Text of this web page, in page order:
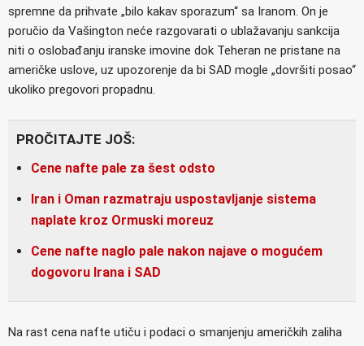
spremne da prihvate „bilo kakav sporazum“ sa Iranom. On je
poručio da Vašington neće razgovarati o ublažavanju sankcija
niti o oslobađanju iranske imovine dok Teheran ne pristane na
američke uslove, uz upozorenje da bi SAD mogle „dovršiti posao“
ukoliko pregovori propadnu.
PROČITAJTE JOŠ:
Cene nafte pale za šest odsto
Iran i Oman razmatraju uspostavljanje sistema
naplate kroz Ormuski moreuz
Cene nafte naglo pale nakon najave o mogućem
dogovoru Irana i SAD
Na rast cena nafte utiču i podaci o smanjenju američkih zaliha